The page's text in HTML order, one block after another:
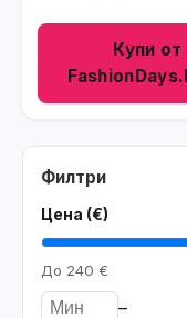
Филтри
Цена (€)
До 240 €
–
Купи от